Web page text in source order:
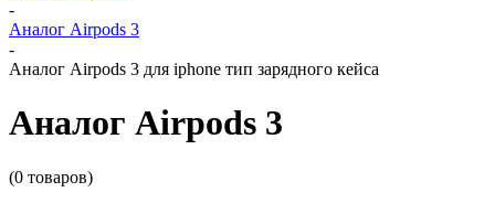
-
Аналог Airpods 3
-
Аналог Airpods 3 для iphone тип зарядного кейса
Аналог Airpods 3
(0 товаров)